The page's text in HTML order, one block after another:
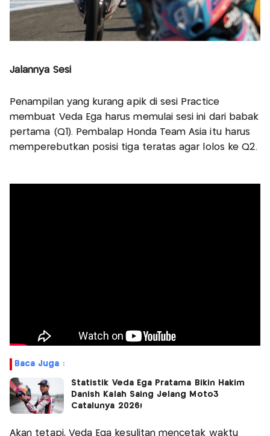
Jalannya Sesi
Penampilan yang kurang apik di sesi Practice
membuat Veda Ega harus memulai sesi ini dari babak
pertama (Q1). Pembalap Honda Team Asia itu harus
memperebutkan posisi tiga teratas agar lolos ke Q2.
Baca Juga :
Statistik Veda Ega Pratama Bikin Hakim
Danish Kalah Saing Jelang Moto3
Catalunya 2026!
Akan tetapi, Veda Ega kesulitan mencetak waktu